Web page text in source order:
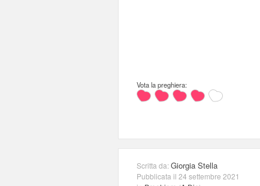
Vota la preghiera:
Scritta da:Giorgia Stella
Pubblicata il 24 settembre 2021